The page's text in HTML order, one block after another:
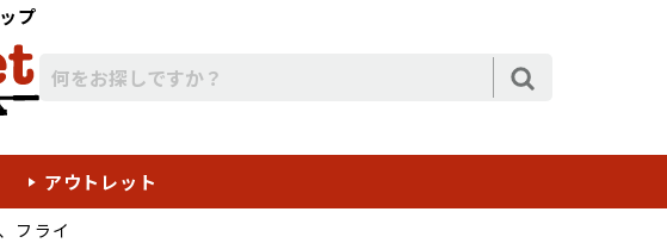
プ
アウトレット
フライ